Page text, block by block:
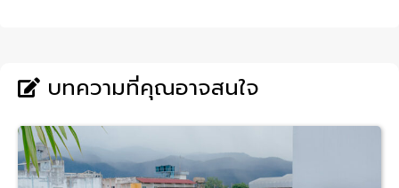
บทความที่คุณอาจสนใจ